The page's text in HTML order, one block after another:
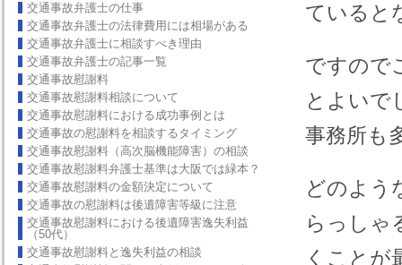
交通事故弁護士の仕事
交通事故弁護士の法律費用には相場がある
交通事故弁護士に相談すべき理由
交通事故弁護士の記事一覧
交通事故慰謝料
交通事故慰謝料相談について
交通事故慰謝料における成功事例とは
交通事故の慰謝料を相談するタイミング
交通事故慰謝料（高次脳機能障害）の相談
交通事故慰謝料弁護士基準は大阪では緑本？
交通事故慰謝料の金額決定について
交通事故の慰謝料は後遺障害等級に注意
交通事故慰謝料における後遺障害逸失利益
（50代）
交通事故慰謝料と逸失利益の相談
ていると
ですので
とよいで
事務所も
どのよう
らっしゃ
くことが